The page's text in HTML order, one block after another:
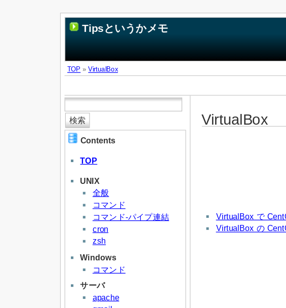
Tipsというかメモ
TOP »VirtualBox
Contents
TOP
UNIX
全般
コマンド
コマンド-パイプ連結
cron
zsh
Windows
コマンド
サーバ
apache
VirtualBox
VirtualBox で
VirtualBox の